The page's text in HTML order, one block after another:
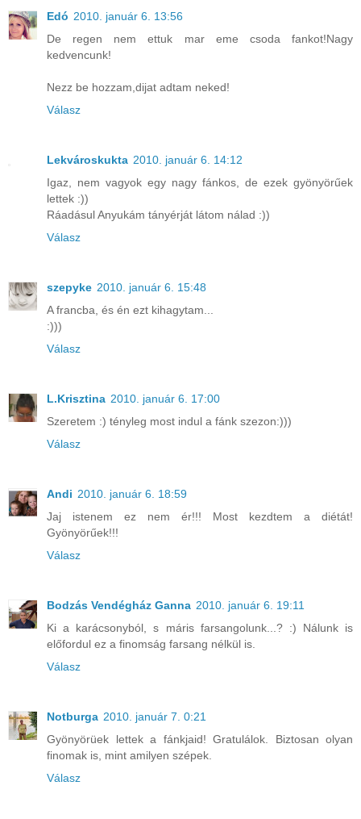
Edó 2010. január 6. 13:56
De regen nem ettuk mar eme csoda fankot!Nagy
kedvencunk!
Nezz be hozzam,dijat adtam neked!
Válasz
Lekvároskukta 2010. január 6. 14:12
Igaz, nem vagyok egy nagy fánkos, de ezek gyönyörűek
lettek :))
Ráadásul Anyukám tányérját látom nálad :))
Válasz
szepyke 2010. január 6. 15:48
A francba, és én ezt kihagytam...
:)))
Válasz
L.Krisztina 2010. január 6. 17:00
Szeretem :) tényleg most indul a fánk szezon:)))
Válasz
Andi 2010. január 6. 18:59
Jaj istenem ez nem ér!!! Most kezdtem a diétát!
Gyönyörűek!!!
Válasz
Bodzás Vendégház Ganna 2010. január 6. 19:11
Ki a karácsonyból, s máris farsangolunk...? :) Nálunk is
előfordul ez a finomság farsang nélkül is.
Válasz
Notburga 2010. január 7. 0:21
Gyönyörüek lettek a fánkjaid! Gratulálok. Biztosan olyan
finomak is, mint amilyen szépek.
Válasz